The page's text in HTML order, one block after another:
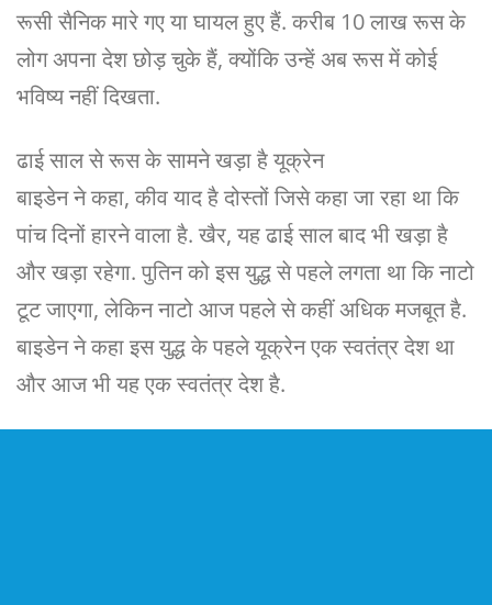
रूसी सैनिक मारे गए या घायल हुए हैं. करीब 10 लाख रूस के
लोग अपना देश छोड़ चुके हैं, क्योंकि उन्हें अब रूस में कोई
भविष्य नहीं दिखता.
ढाई साल से रूस के सामने खड़ा है यूक्रेन
बाइडेन ने कहा, कीव याद है दोस्तों जिसे कहा जा रहा था कि
पांच दिनों हारने वाला है. खैर, यह ढाई साल बाद भी खड़ा है
और खड़ा रहेगा. पुतिन को इस युद्ध से पहले लगता था कि नाटो
टूट जाएगा, लेकिन नाटो आज पहले से कहीं अधिक मजबूत है.
बाइडेन ने कहा इस युद्ध के पहले यूक्रेन एक स्वतंत्र देश था
और आज भी यह एक स्वतंत्र देश है.